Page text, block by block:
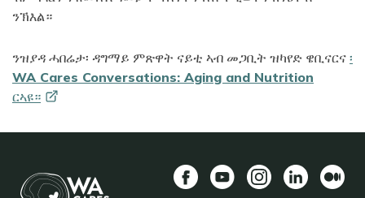
ንኽእል።
ንዝያዳ ሓበሬታ፡ ዳግማይ ምጽዋት ናይቲ ኣብ መጋቢት ዝካየድ ዌቢናርና ፡
WA Cares Conversations: Aging and Nutrition
ርኣዩ።